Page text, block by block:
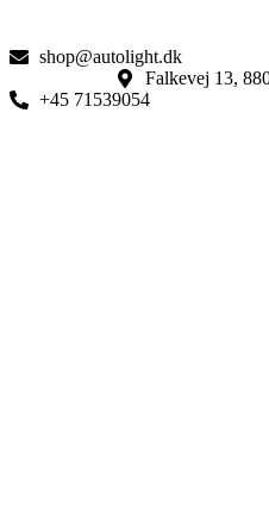
shop@autolight.dk
Falkevej 13,
+45 71539054